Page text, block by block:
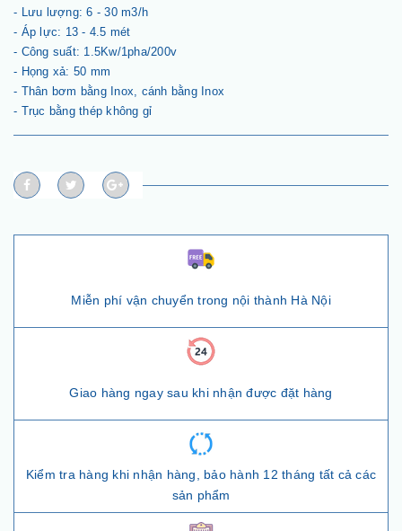
- Lưu lượng: 6 - 30 m3/h
- Áp lực: 13 - 4.5 mét
- Công suất: 1.5Kw/1pha/200v
- Họng xả: 50 mm
- Thân bơm bằng Inox, cánh bằng Inox
- Trục bằng thép không gỉ
Miễn phí vận chuyển trong nội thành Hà Nội
Giao hàng ngay sau khi nhận được đặt hàng
Kiểm tra hàng khi nhận hàng, bảo hành 12 tháng tất cả các
sản phẩm